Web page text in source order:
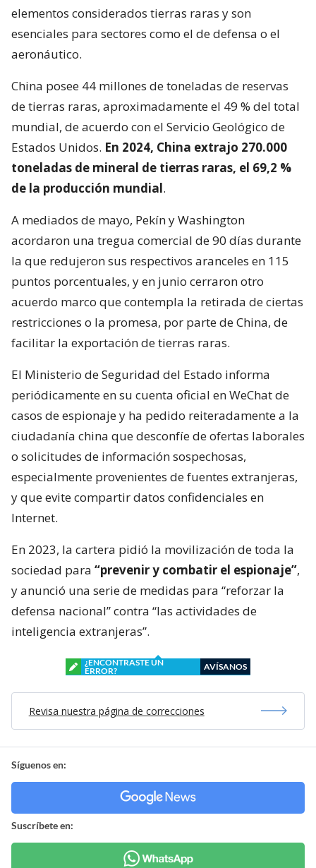
elementos considerados tierras raras y son
esenciales para sectores como el de defensa o el
aeronáutico.
China posee 44 millones de toneladas de reservas
de tierras raras, aproximadamente el 49 % del total
mundial, de acuerdo con el Servicio Geológico de
Estados Unidos. En 2024, China extrajo 270.000
toneladas de mineral de tierras raras, el 69,2 %
de la producción mundial.
A mediados de mayo, Pekín y Washington
acordaron una tregua comercial de 90 días durante
la que redujeron sus respectivos aranceles en 115
puntos porcentuales, y en junio cerraron otro
acuerdo marco que contempla la retirada de ciertas
restricciones o la promesa, por parte de China, de
facilitar la exportación de tierras raras.
El Ministerio de Seguridad del Estado informa
periódicamente en su cuenta oficial en WeChat de
casos de espionaje y ha pedido reiteradamente a la
ciudadanía china que desconfíe de ofertas laborales
o solicitudes de información sospechosas,
especialmente provenientes de fuentes extranjeras,
y que evite compartir datos confidenciales en
Internet.
En 2023, la cartera pidió la movilización de toda la
sociedad para “prevenir y combatir el espionaje”,
y anunció una serie de medidas para “reforzar la
defensa nacional” contra “las actividades de
inteligencia extranjeras”.
¿ENCONTRASTE UN
ERROR?
AVÍSANOS
Revisa nuestra página de correcciones
Síguenos en:
Suscríbete en: